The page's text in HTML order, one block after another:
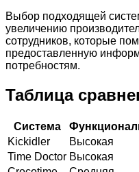
Выбор подходящей
увеличению
сотрудников, которые
предоставленную
потребностям.
Таблица
Система
Kickidler
Высокая
Time Doctor Высокая